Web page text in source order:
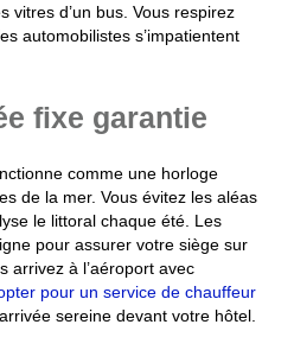
vitres d’un bus. Vous respirez
automobilistes s’impatientent
fixe garantie
comme une horloge
de la mer. Vous évitez les aléas
le littoral chaque été. Les
pour assurer votre siège sur
arrivez à l’aéroport avec
pour un service de chauffeur
sereine devant votre hôtel.